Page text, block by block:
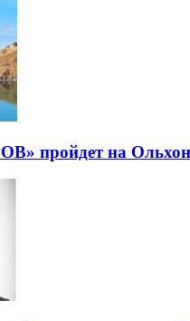
пройдет на